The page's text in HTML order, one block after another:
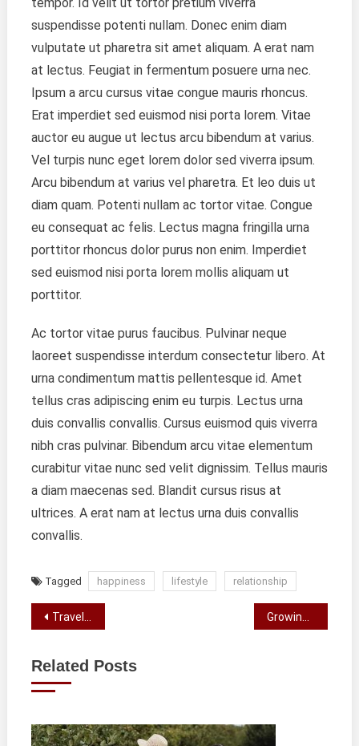
suspendisse potenti nullam. Donec enim diam
vulputate ut pharetra sit amet aliquam. A erat nam
at lectus. Feugiat in fermentum posuere urna nec.
Ipsum a arcu cursus vitae congue mauris rhoncus.
Erat imperdiet sed euismod nisi porta lorem. Vitae
auctor eu augue ut lectus arcu bibendum at varius.
Vel turpis nunc eget lorem dolor sed viverra ipsum.
Arcu bibendum at varius vel pharetra. Et leo duis ut
diam quam. Potenti nullam ac tortor vitae. Congue
eu consequat ac felis. Lectus magna fringilla urna
porttitor rhoncus dolor purus non enim. Imperdiet
sed euismod nisi porta lorem mollis aliquam ut
porttitor.
Ac tortor vitae purus faucibus. Pulvinar neque
laoreet suspendisse interdum consectetur libero. At
urna condimentum mattis pellentesque id. Amet
tellus cras adipiscing enim eu turpis. Lectus urna
duis convallis convallis. Cursus euismod quis viverra
nibh cras pulvinar. Bibendum arcu vitae elementum
curabitur vitae nunc sed velit dignissim. Tellus mauris
a diam maecenas sed. Blandit cursus risus at
ultrices. A erat nam at lectus urna duis convallis
convallis.
Tagged happiness lifestyle relationship
Navegação
artigos
Travel Feeds My Soul With Freedom
Related Posts